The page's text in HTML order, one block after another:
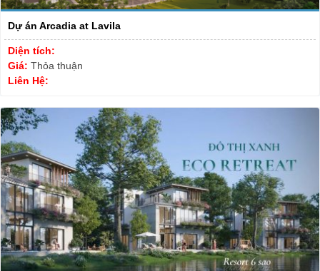
Dự án Arcadia at Lavila
Diện tích:
Giá: Thỏa thuận
Liên Hệ: